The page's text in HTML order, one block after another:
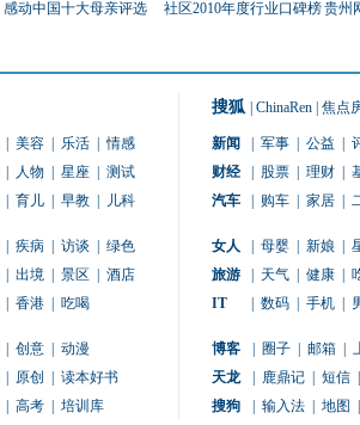
感动中国十大母亲评选 社区2010年度行业口碑榜贵州
美容 乐活
情感
人物 星座
测试
育儿 早教 儿科
疾病 访谈
绿色
出境 景区
酒店
香港 吃喝
创意
动漫
原创
读本好书
高考 培训库
搜狐 ChinaRen 焦点
新闻 军事 公益
财经
股票 理财
汽车
购车 家居
女人 母婴 新娘
旅游
天气 健康
IT
数码 手机
博客 圈子 邮箱
天龙
鹿鼎记 短信
搜狗
输入法 地图